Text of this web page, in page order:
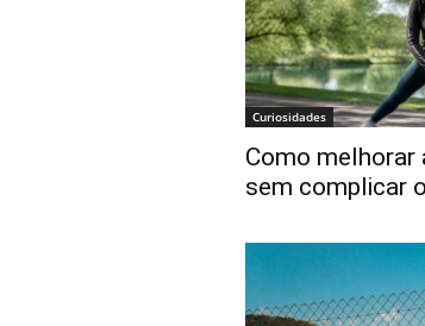
Curiosidades
Como
sem complicar